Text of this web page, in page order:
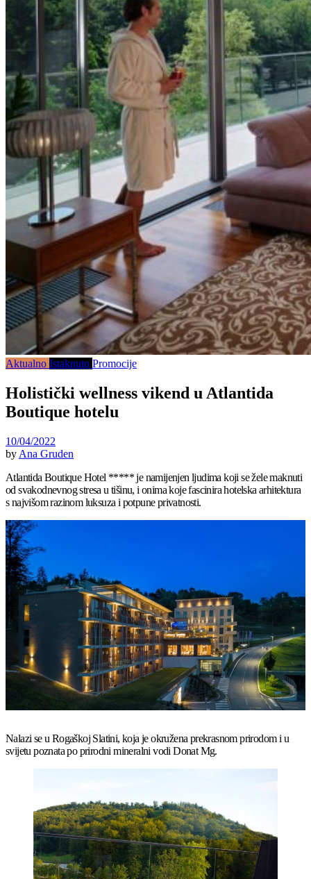
Aktualno Istaknuto Promocije
Holistički wellness vikend u Atlantida
Boutique hotelu
10/04/2022
by Ana Gruden
Atlantida Boutique Hotel ***** je namijenjen ljudima koji se žele maknuti
od svakodnevnog stresa u tišinu, i onima koje fascinira hotelska arhitektura
s najvišom razinom luksuza i potpune privatnosti.
Nalazi se u Rogaškoj Slatini, koja je okružena prekrasnom prirodom i u
svijetu poznata po prirodni mineralni vodi Donat Mg.